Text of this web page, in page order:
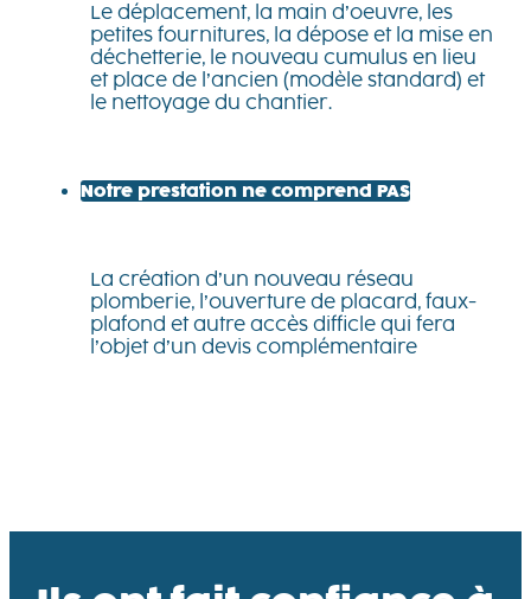
Le déplacement, la main d’oeuvre, les
petites fournitures, la dépose et la mise en
déchetterie, le nouveau cumulus en lieu
et place de l’ancien (modèle standard) et
le nettoyage du chantier.
Notre prestation ne comprend PAS
La création d’un nouveau réseau
plomberie, l’ouverture de placard, faux-
plafond et autre accès difficle qui fera
l’objet d’un devis complémentaire